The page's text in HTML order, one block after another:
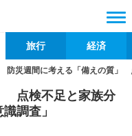
旅行 経済
防災週間に考える「備えの質」
点検不足と家族分
調査」